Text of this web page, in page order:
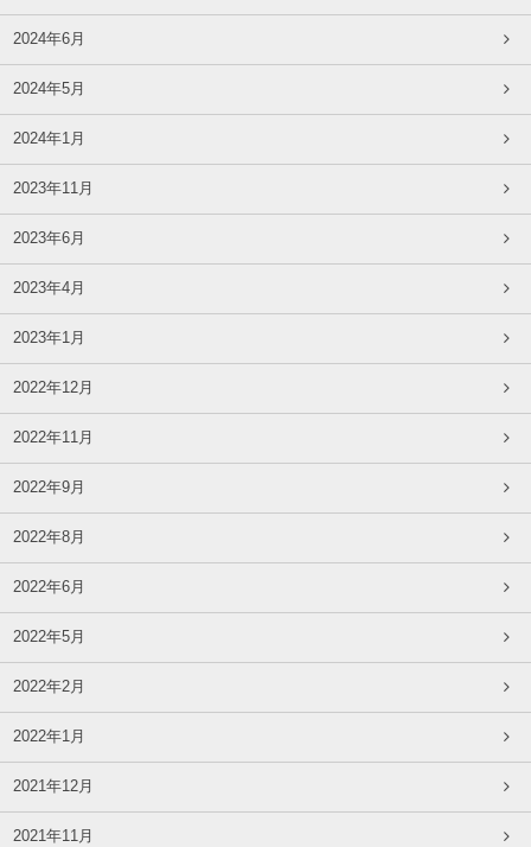
2024年6月
2024年5月
2024年1月
2023年11月
2023年6月
2023年4月
2023年1月
2022年12月
2022年11月
2022年9月
2022年8月
2022年6月
2022年5月
2022年2月
2022年1月
2021年12月
2021年11月